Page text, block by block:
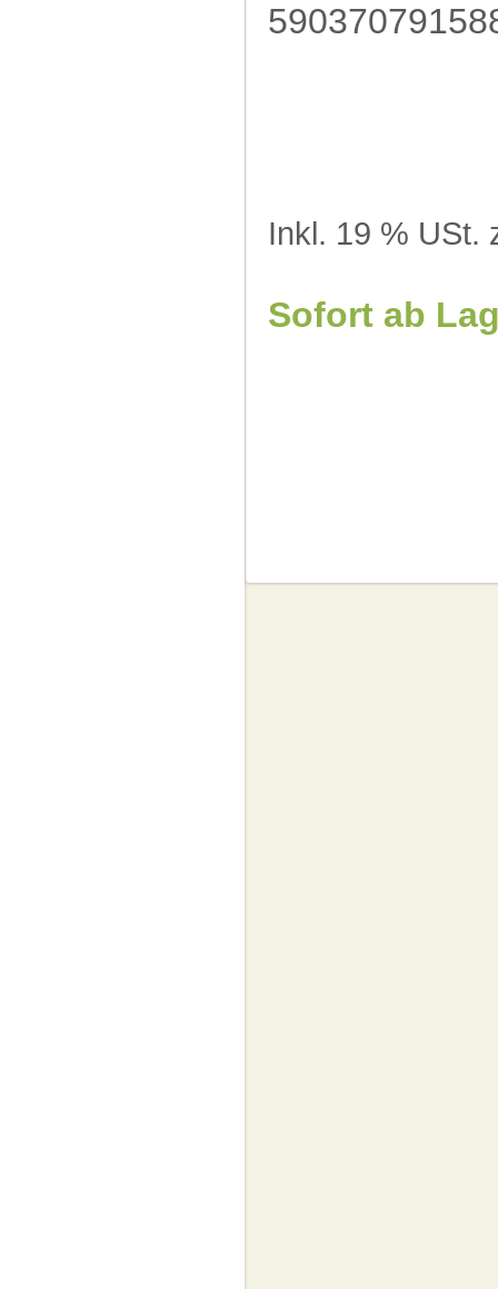
Inkl. 19 % USt.
Sofort ab